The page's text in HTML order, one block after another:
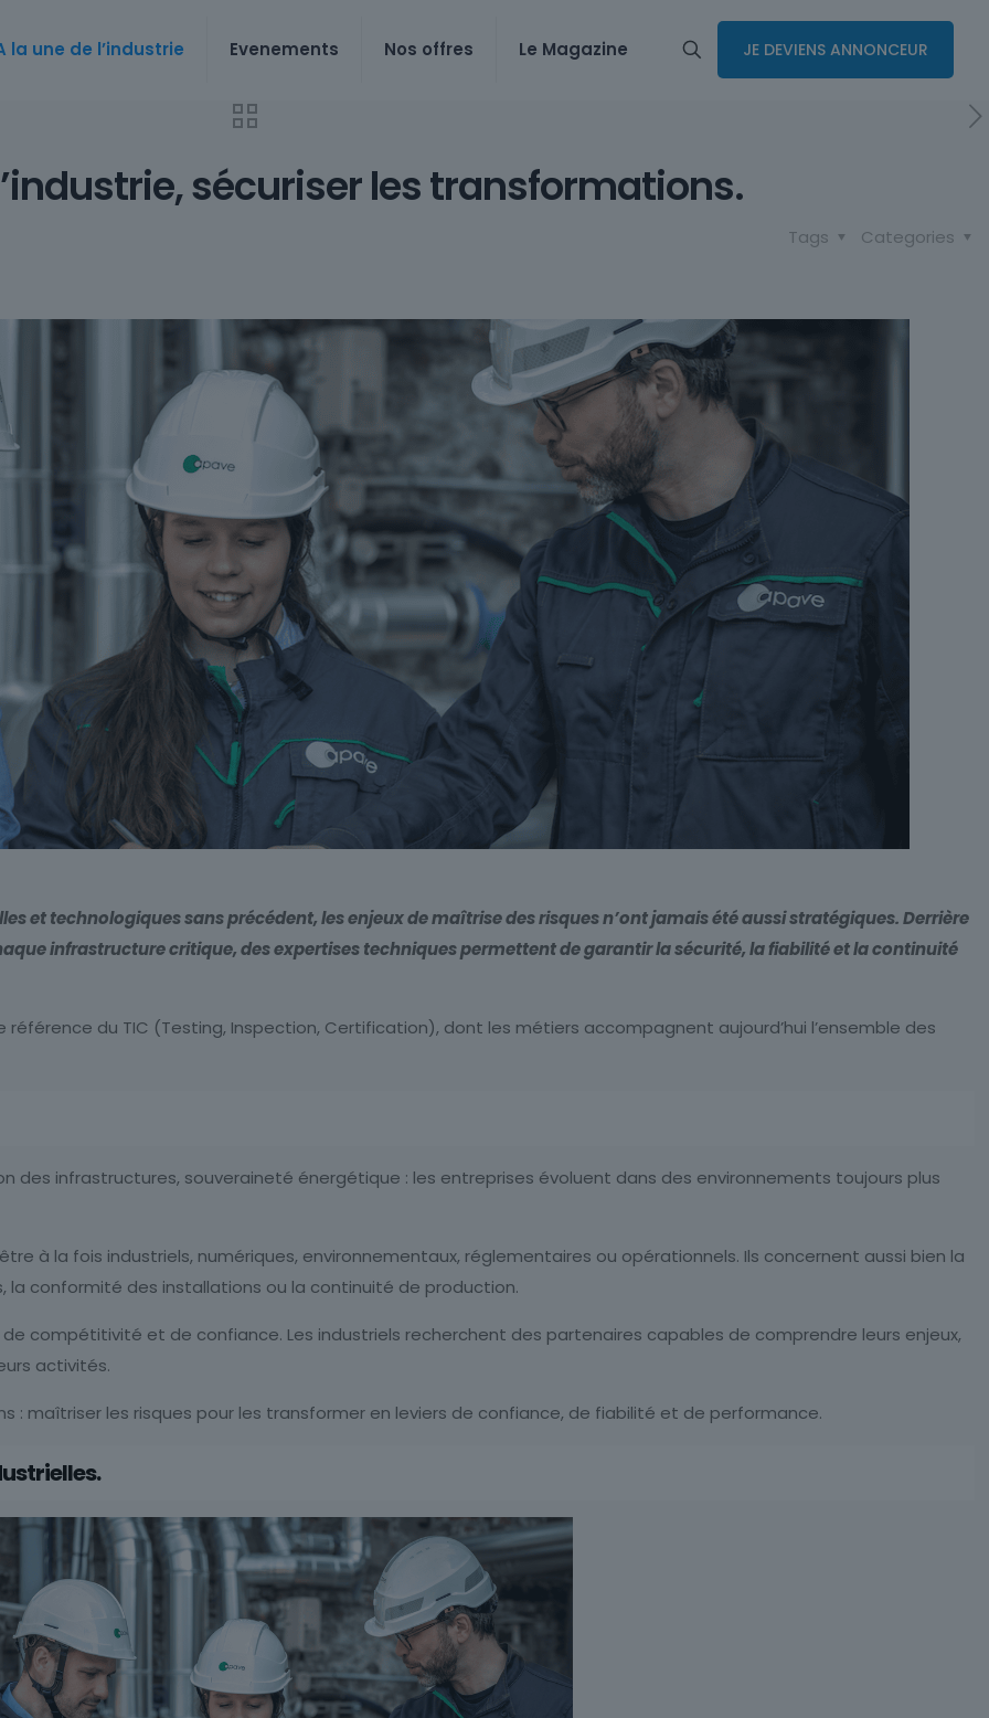
la une de l’industrie Evenements Nos offres Le Magazine JE DEVIENS ANNONCEUR
l’industrie, sécuriser les transformations.
Categories
Tags
et technologiques sans précédent, les enjeux de maîtrise des risques n’ont jamais été aussi stratégiques. Derrière
infrastructure critique, des expertises techniques permettent de garantir la sécurité, la fiabilité et la continuité
du TIC (Testing, Inspection, Certification), dont les métiers accompagnent aujourd’hui l’ensemble des
des infrastructures, souveraineté énergétique : les entreprises évoluent dans des environnements toujours plus
à la fois industriels, numériques, environnementaux, réglementaires ou opérationnels. Ils concernent aussi bien la
la conformité des installations ou la continuité de production.
compétitivité et de confiance. Les industriels recherchent des partenaires capables de comprendre leurs enjeux,
activités.
: maîtriser les risques pour les transformer en leviers de confiance, de fiabilité et de performance.